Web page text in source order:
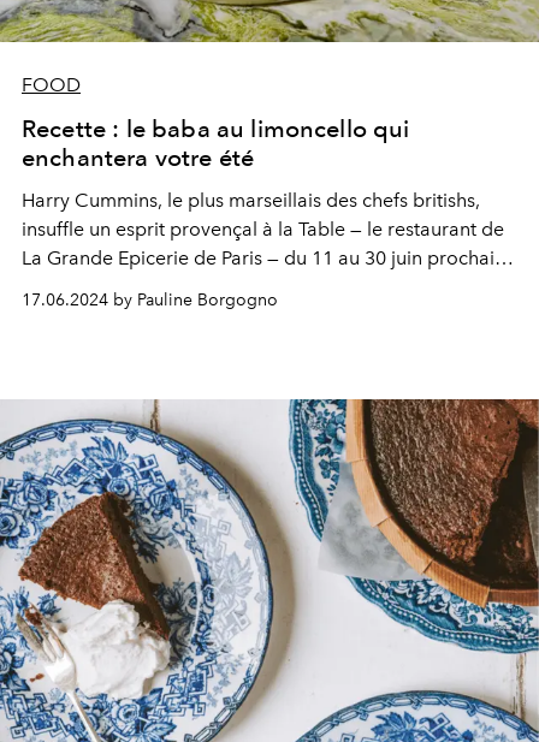
FOOD
Recette : le baba au limoncello qui
enchantera votre été
Harry Cummins, le plus marseillais des chefs britishs,
insuffle un esprit provençal à la Table — le restaurant de
La Grande Epicerie de Paris — du 11 au 30 juin prochain.
baba au limoncello, l'
un des desserts fétiches
17.06.2024 by Pauline Borgogno